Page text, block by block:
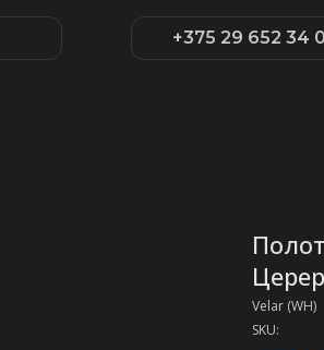
+375 29 652 34
Velar (WH)
SKU: